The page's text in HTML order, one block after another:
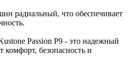
радиальный, что обеспечивает
Passion P9 - это надежный
комфорт, безопасность и